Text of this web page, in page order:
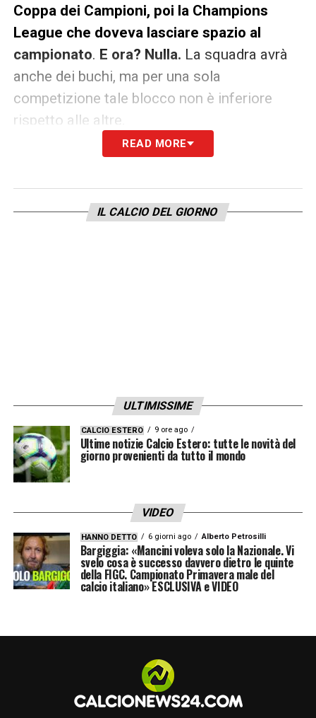
Coppa dei Campioni, poi la Champions
League che doveva lasciare spazio al
campionato. E ora? Nulla. La squadra avrà
anche dei buchi, ma per una sola
competizione tale blocco non è inferiore
rispetto alle altre.
In un contesto dove serve vincere a tutti i
devono stare in campo: considerando che
quelli messi in campo vengono messi (al
Ilicic-Gomez-Zapatanel2018/2019erano
intoccabili. Appoggiarsi alle proprie certezze
per evitare che le uniche risposte diventino
altri punti interrogativi di fronte ad un crollo
troppo evidente per essere ignorato.
LA PLAYLIST DELLE NOSTRE TOP NEWS
READ MORE
IL CALCIO DEL GIORNO
ULTIMISSIME
CALCIO ESTERO 9 ore ago
Ultime notizie Calcio Estero: tutte le novità del
giorno provenienti da tutto il mondo
VIDEO
HANNO DETTO 6 giorni ago Alberto Petrosilli
Bargiggia: «Mancini voleva solo la Nazionale. Vi
svelo cosa è successo davvero dietro le quinte
della FIGC. Campionato Primavera male del
calcio italiano» ESCLUSIVA e VIDEO